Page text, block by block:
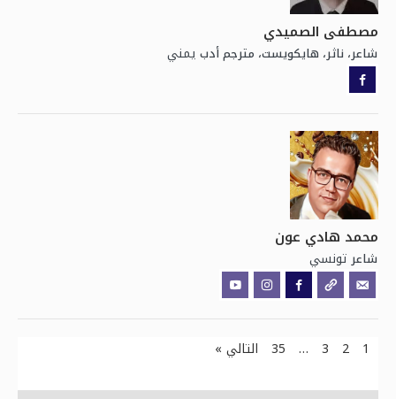
مصطفى الصميدي
شاعر، ناثر، هايكويست، مترجم أدب يمني
محمد هادي عون
شاعر تونسي
1
2
3
…
35 التالي »